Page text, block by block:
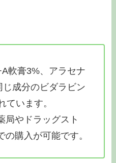
軟膏3%、アラセナ
成分のビダラビン
ています。
局やドラッグスト
購入が可能です。